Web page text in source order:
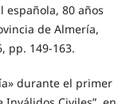
española, 80 años
de Almería,
pp. 149-163.
durante el primer